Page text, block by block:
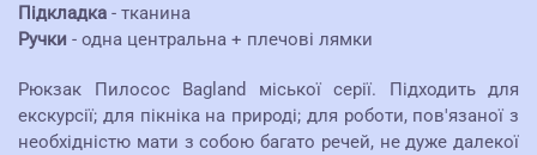
Підкладка - тканина
Ручки - одна центральна + плечові лямки
Рюкзак Пилосос Bagland міської серії. Підходить для
екскурсії; для пікніка на природі; для роботи, пов'язаної з
необхідністю мати з собою багато речей, не дуже далекої